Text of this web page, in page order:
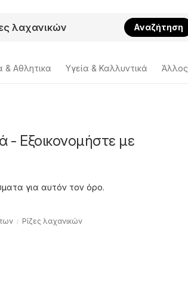
Αναζήτηση
Aθλητικα Υγεία & Καλλυντικά Άλλος
- Εξοικονομήστε με
για αυτόν τον όρο.
Ρίζες λαχανικών